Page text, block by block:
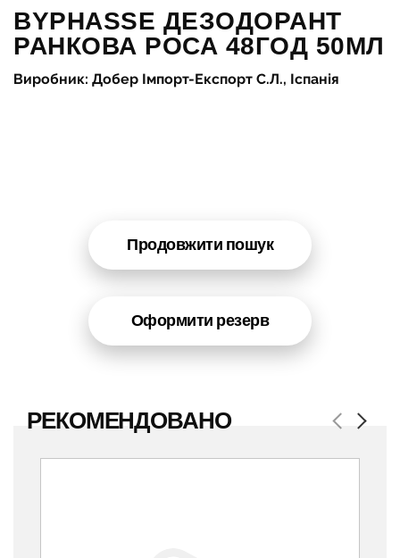
BYPHASSE ДЕЗОДОРАНТ
РАНКОВА РОСА 48ГОД 50МЛ
Виробник: Добер Імпорт-Експорт С.Л., Іспанія
Продовжити пошук
Оформити резерв
РЕКОМЕНДОВАНО Previous
Next